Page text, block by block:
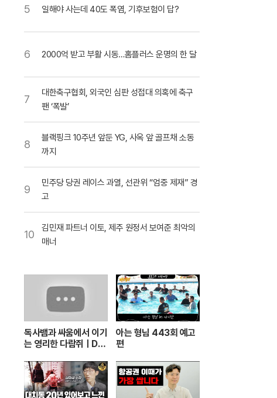
5 일해야 사는데 40도 폭염, 기후보험이 답?
6 2000억 받고 부활 시동…홈플러스 운명의 한 달
7
대한축구협회, 외국인 심판 성접대 의혹에 축구
팬 ‘폭발’
8
블랙핑크 10주년 앞둔 YG, 사옥 앞 골프채 소동
까지
9
민주당 당권 레이스 과열, 선관위 “엄중 제재” 경
고
10
김민재 파트너 이토, 제주 원정서 보여준 최악의
매너
독사뱀과 싸움에서 이기
는 영리한 다람쥐ㅣDu
tupai 치열한 동물싸움
ㅣ놀라운 동물싸움
아는 형님 443회 예고
편